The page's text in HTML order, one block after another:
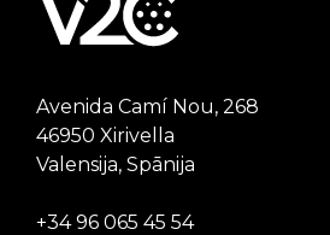
Avenida Camí Nou, 268
46950 Xirivella
Valensija, Spānija
+34 96 065 45 54